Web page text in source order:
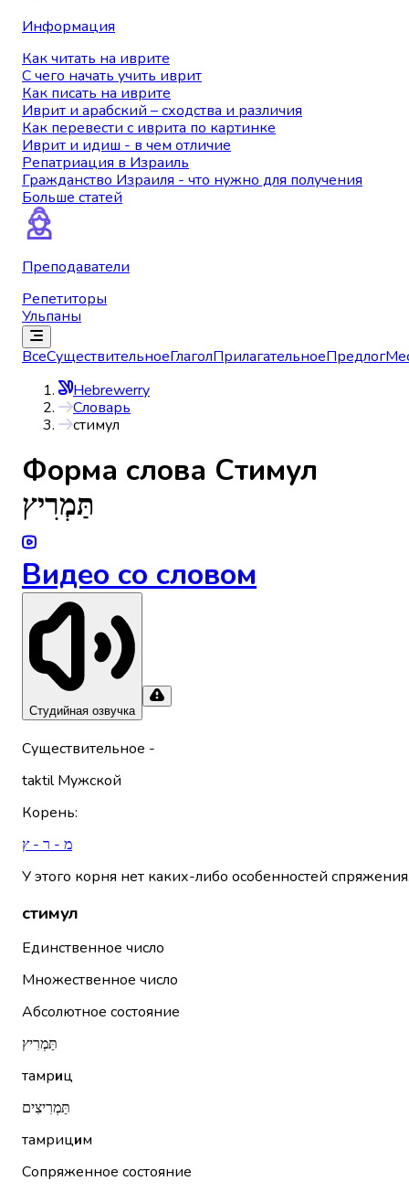
Информация
Как читать на иврите
С чего начать учить иврит
Как писать на иврите
Иврит и арабский – сходства и различия
Как перевести с иврита по картинке
Иврит и идиш - в чем отличие
Репатриация в Израиль
Гражданство Израиля - что нужно для получения
Больше статей
Преподаватели
Репетиторы
Ульпаны
ВсеСуществительноеГлаголПрилагательноеПредлог
Hebrewerry
Словарь
стимул
Форма слова Стимул
תַּמְרִיץ
Видео со словом
Студийная озвучка
Существительное -
taktil Мужской
Корень:
מ - ר - ץ
У этого корня нет каких-либо особенностей
стимул
Единственное число
Множественное число
Абсолютное состояние
תַּמְרִיץ
тамриц
תַּמְרִיצִים
тамрицим
Сопряженное состояние